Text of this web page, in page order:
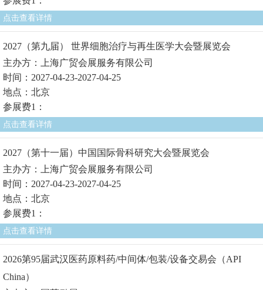
点击查看详情
2027（第九届） 世界细胞治疗与再生医学大会暨展览会
主办方：上海广贸会展服务有限公司
时间：2027-04-23-2027-04-25
地点：北京
参展费1：
点击查看详情
2027（第十一届）中国国际骨科研究大会暨展览会
主办方：上海广贸会展服务有限公司
时间：2027-04-23-2027-04-25
地点：北京
参展费1：
点击查看详情
2026第95届武汉医药原料药/中间体/包装/设备交易会（API
China）